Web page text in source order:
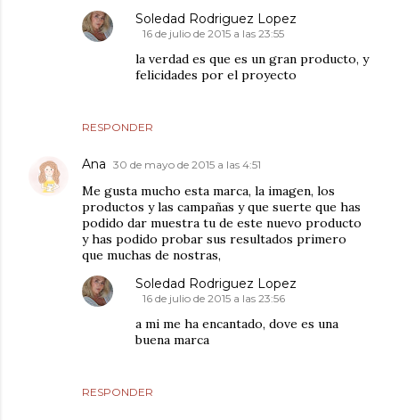
RESPONDER
Soledad Rodriguez Lopez
16 de julio de 2015 a las 23:55
la verdad es que es un gran producto, y
felicidades por el proyecto
Ana 30 de mayo de 2015 a las 4:51
Me gusta mucho esta marca, la imagen, los
productos y las campañas y que suerte que has
podido dar muestra tu de este nuevo producto
y has podido probar sus resultados primero
que muchas de nostras,
RESPONDER
Soledad Rodriguez Lopez
16 de julio de 2015 a las 23:56
a mi me ha encantado, dove es una
buena marca